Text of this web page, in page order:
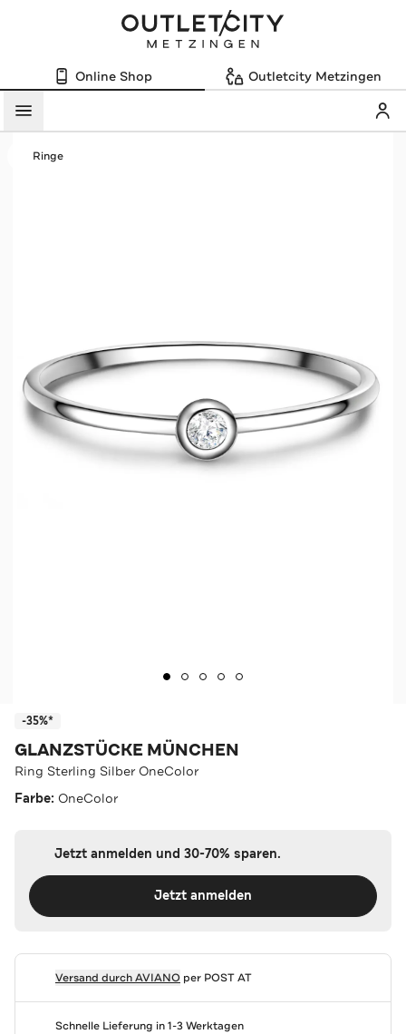
Online Shop Outletcity Metzingen
Menü
Ringe
-35%*
GLANZSTÜCKE MÜNCHEN
Ring Sterling Silber OneColor
Farbe: OneColor
Jetzt anmelden und 30-70% sparen.
Jetzt anmelden
Versand durchAVIANOper POST AT
Schnelle Lieferung in 1-3 Werktagen